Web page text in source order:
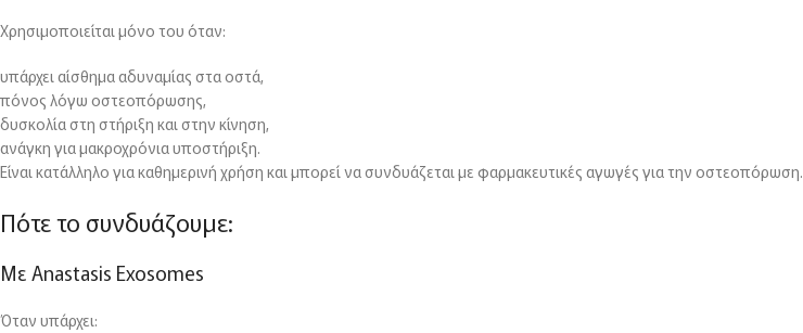
Χρησιμοποιείται μόνο του όταν:
υπάρχει αίσθημα αδυναμίας στα οστά,
πόνος λόγω οστεοπόρωσης,
δυσκολία στη στήριξη και στην κίνηση,
ανάγκη για μακροχρόνια υποστήριξη.
Είναι κατάλληλο για καθημερινή χρήση και μπορεί να συνδυάζεται με φαρμακευτικές αγωγές για την οστεοπόρωση.
Πότε το συνδυάζουμε:
Με Anastasis Exosomes
Όταν υπάρχει: